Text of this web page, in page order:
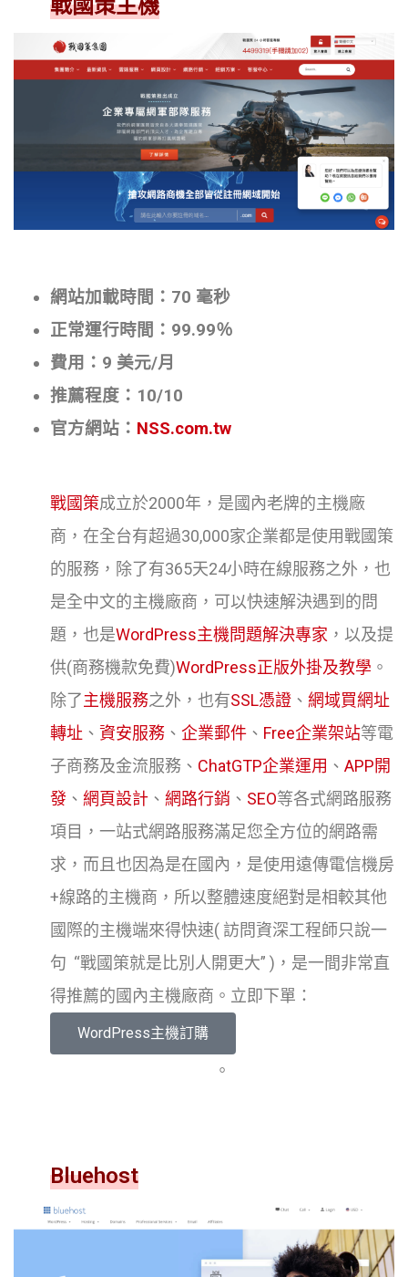
戰國策主機
網站加載時間：70 毫秒
正常運行時間：99.99％
費用：9 美元/月
推薦程度：10/10
官方網站： NSS.com.tw
戰國策成立於2000年，是國內老牌的主機廠
商，在全台有超過30,000家企業都是使用戰國策
的服務，除了有365天24小時在線服務之外，也
是全中文的主機廠商，可以快速解決遇到的問
題，也是WordPress主機問題解決專家 ，以及提
供(商務機款免費)WordPress正版外掛及教學 。
除了主機服務之外，也有SSL憑證 、 網域買網址
轉址 、 資安服務 、 企業郵件 、 Free企業架站等電
子商務及金流服務、 ChatGTP企業運用 、 APP開
發 、 網頁設計 、 網路行銷 、 SEO等各式網路服務
項目，一站式網路服務滿足您全方位的網路需
求，而且也因為是在國內，是使用遠傳電信機房
+線路的主機商，所以整體速度絕對是相較其他
國際的主機端來得快速( 訪問資深工程師只說一
句 “戰國策就是比別人開更大” )，是一間非常直
得推薦的國內主機廠商。立即下單：
WordPress主機訂購
。
Bluehost